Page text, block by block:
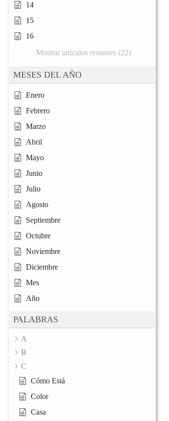
14
15
16
Mostrar artículos restantes (22)
MESES DEL AÑO
Enero
Febrero
Marzo
Abril
Mayo
Junio
Julio
Agosto
Septiembre
Octubre
Noviembre
Diciembre
Mes
Año
PALABRAS
A
B
C
Cómo Está
Color
Casa